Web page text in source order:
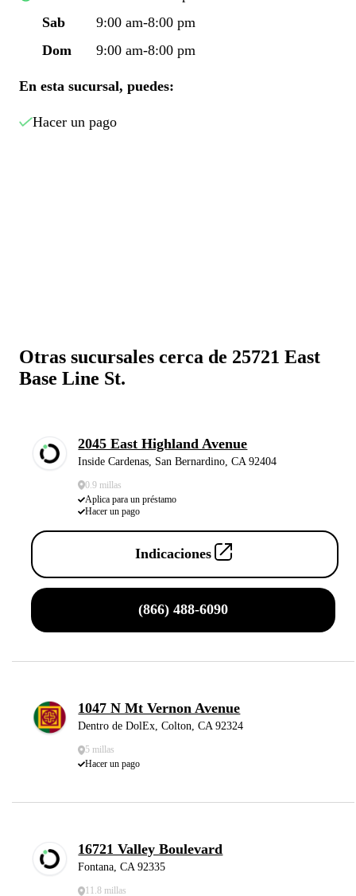
Sab
9:00 am-8:00 pm
Dom
9:00 am-8:00 pm
En esta sucursal, puedes:
Hacer un pago
Otras sucursales cerca de 25721 East
Base Line St.
2045 East Highland Avenue
Inside Cardenas, San Bernardino, CA 92404
0.9 millas
Aplica para un préstamo
Hacer un pago
Indicaciones
(866) 488-6090
1047 N Mt Vernon Avenue
Dentro de DolEx, Colton, CA 92324
5 millas
Hacer un pago
16721 Valley Boulevard
Fontana, CA 92335
11.8 millas